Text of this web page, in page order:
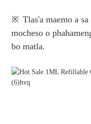
※ Tlas'a maemo a
mocheso o
bo matla.